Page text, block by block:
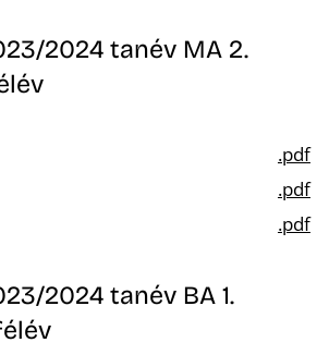
2024 tanév MA 2.
.pdf
.pdf
.pdf
2024 tanév BA 1.